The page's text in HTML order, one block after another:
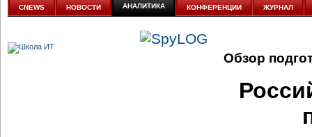
CNEWS НОВОСТИ АНАЛИТИКА КОНФЕРЕНЦИИ ЖУРНАЛ
Обзор